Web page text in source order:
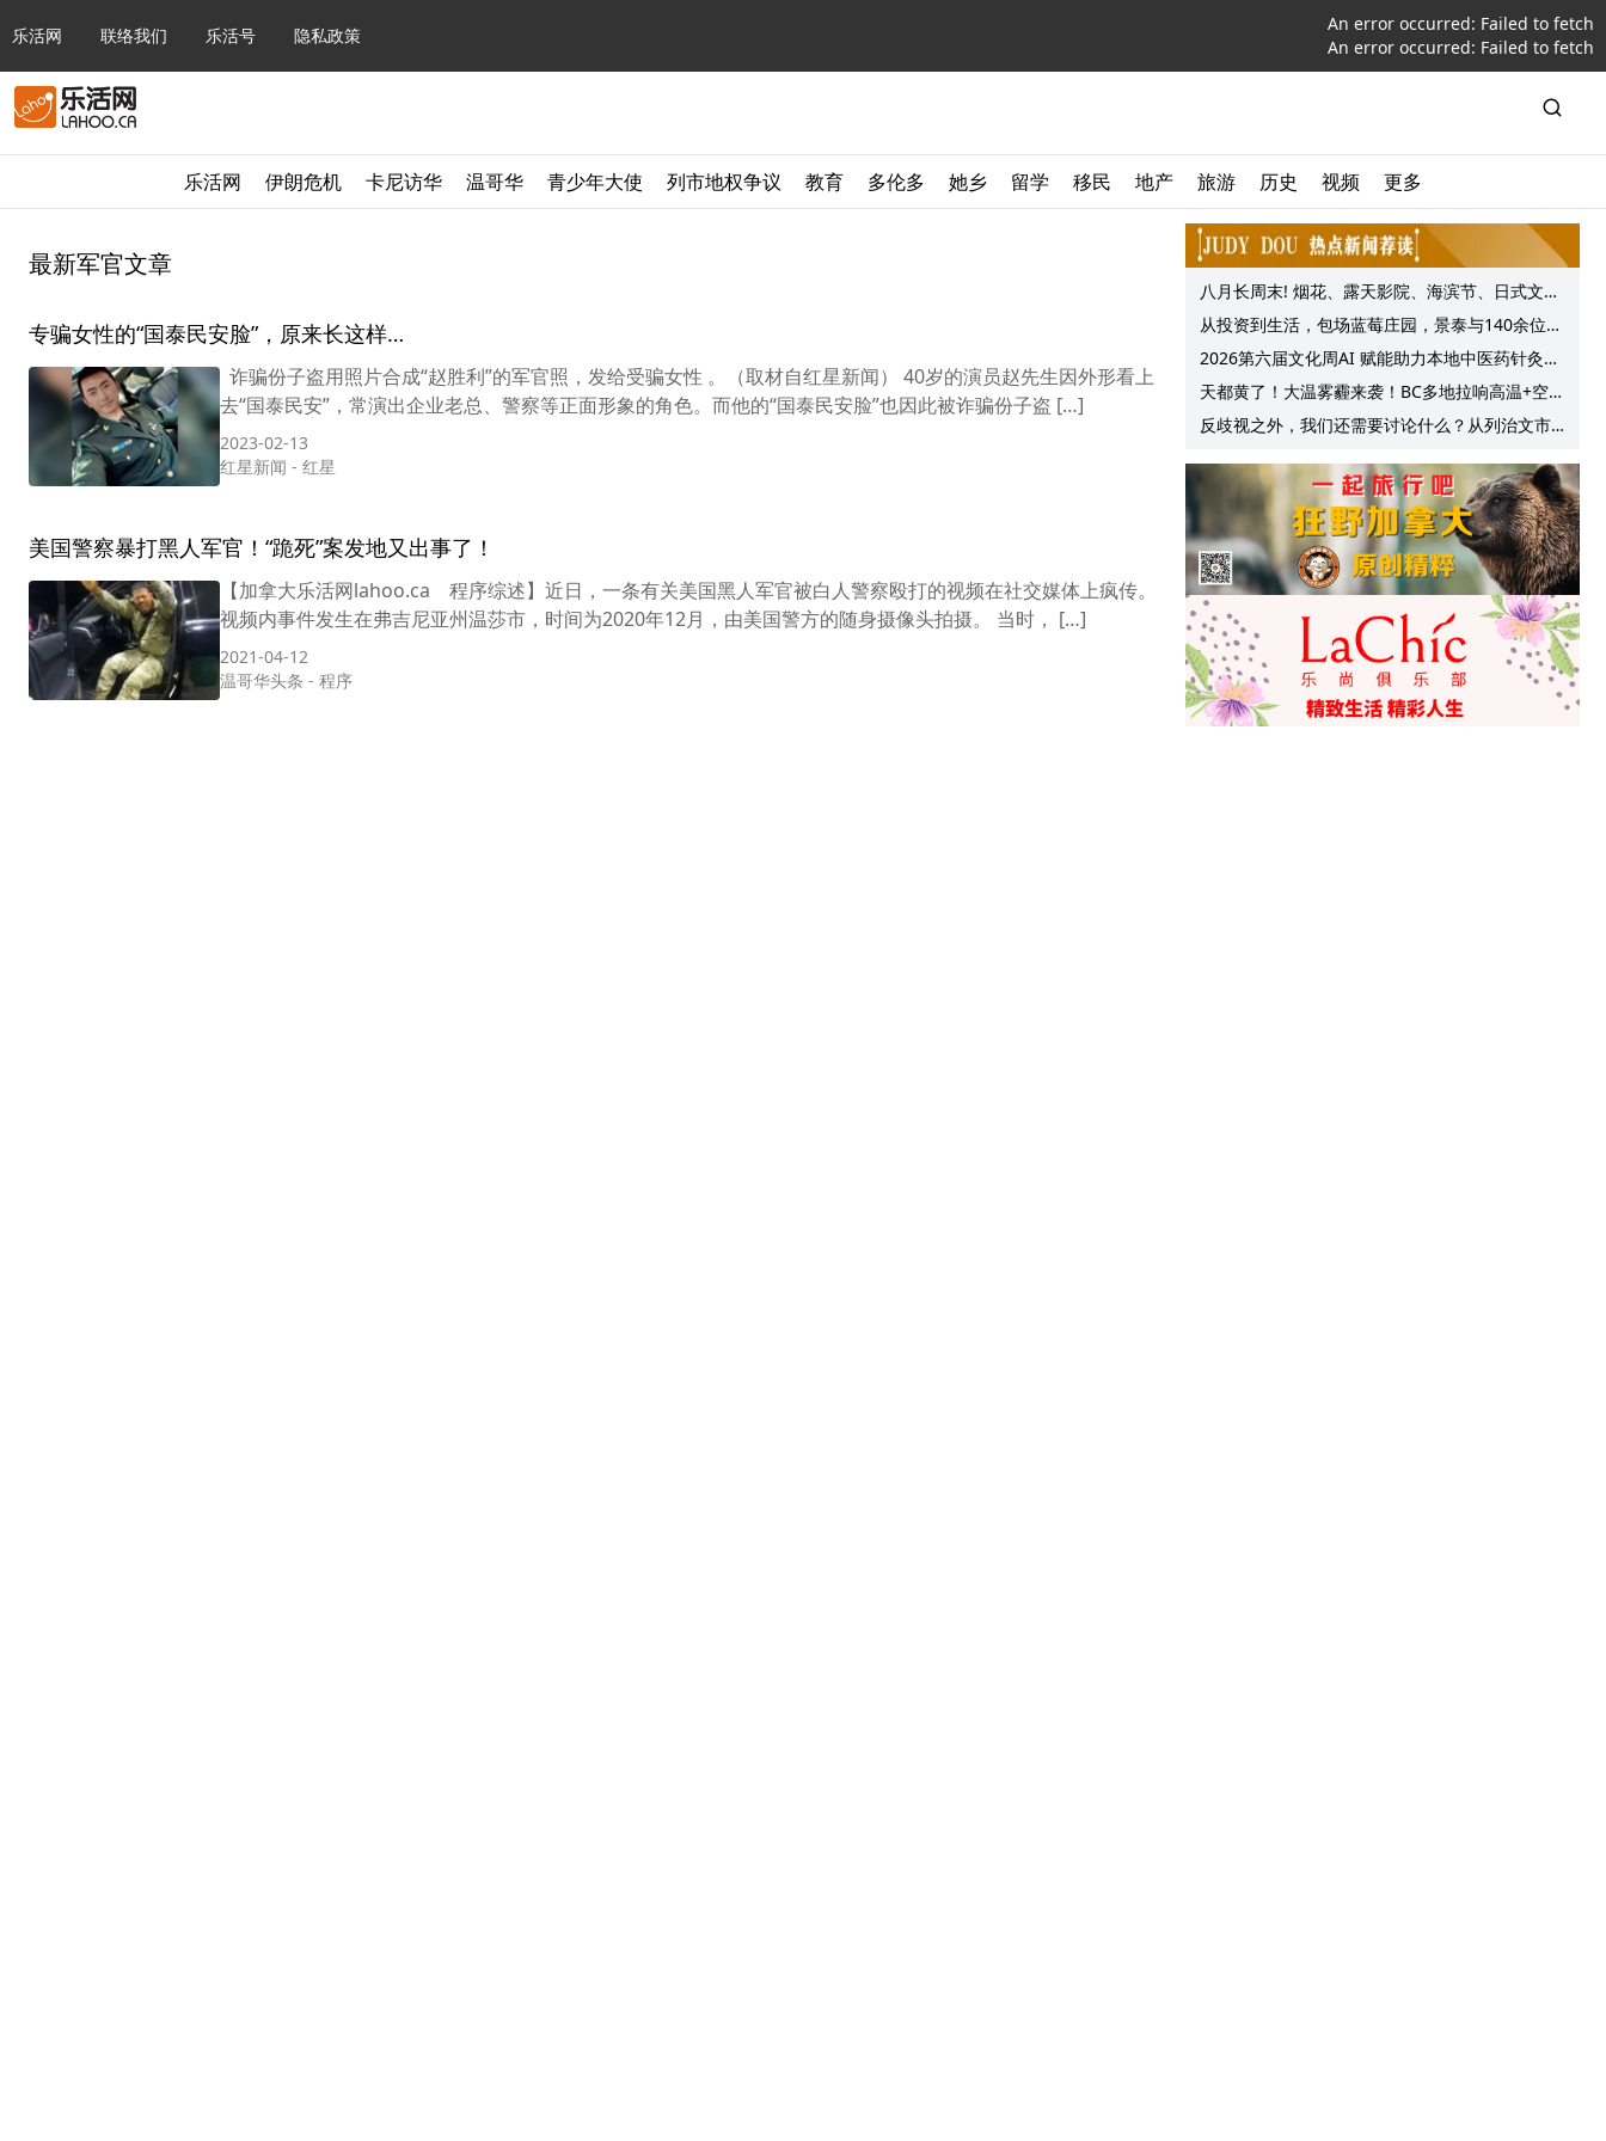
乐活网 联络我们 乐活号 隐私政策
An error occurred: Failed to fetch
An error occurred: Failed to fetch
乐活网 伊朗危机 卡尼访华 温哥华 青少年大使 列市地权争议 教育 多伦多 她乡 留学 移民 地产 旅游 历史 视频 更多
最新军官文章
专骗女性的“国泰民安脸”，原来长这样…
诈骗份子盗用照片合成“赵胜利”的军官照，发给受骗女性 。（取材自红星新闻） 40岁的演员赵先生因外形看上
去“国泰民安”，常演出企业老总、警察等正面形象的角色。而他的“国泰民安脸”也因此被诈骗份子盗 […]
2023-02-13
红星新闻 - 红星
美国警察暴打黑人军官！“跪死”案发地又出事了！
【加拿大乐活网lahoo.ca 程序综述】近日，一条有关美国黑人军官被白人警察殴打的视频在社交媒体上疯传。
视频内事件发生在弗吉尼亚州温莎市，时间为2020年12月，由美国警方的随身摄像头拍摄。 当时， […]
2021-04-12
温哥华头条 - 程序
八月长周末! 烟花、露天影院、海滨节、日式文化
节庆, 大温哥华各种精彩活动上线!
从投资到生活，包场蓝莓庄园，景泰与140余位客
户共享夏日”莓”好时光
2026第六届文化周AI 赋能助力本地中医药针灸服
务提质升级
天都黄了！大温雾霾来袭！BC多地拉响高温+空气
质量预警 最高可达35°C！
反歧视之外，我们还需要讨论什么？从列治文市
议会一项动议谈起